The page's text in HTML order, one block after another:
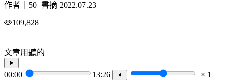
作者｜50+書摘 2022.07.23
109,828
文章用聽的
00:00 13:26 1